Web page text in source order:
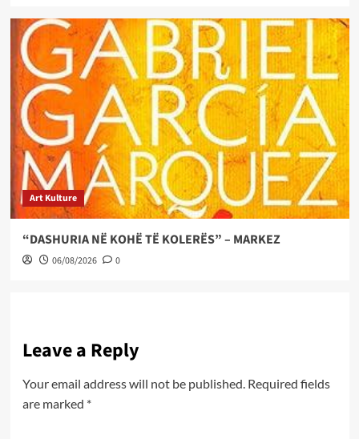
Art Kulture
“DASHURIA NË KOHË TË KOLERËS” – MARKEZ
06/08/2026 0
Leave a Reply
Your email address will not be published. Required fields
are marked *